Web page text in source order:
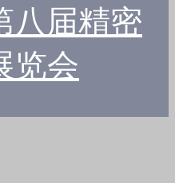
八届精密
览会